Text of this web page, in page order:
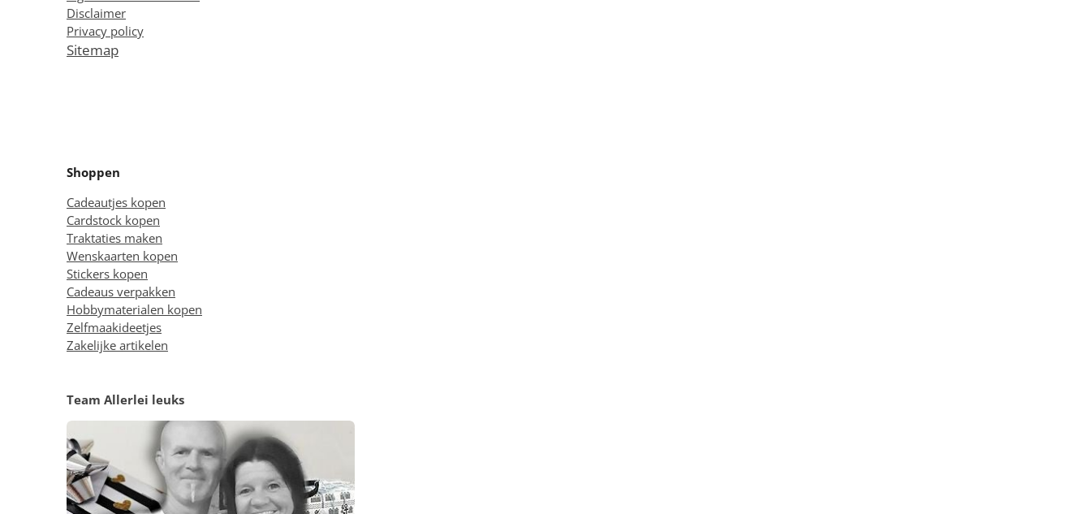
Disclaimer
Privacy policy
Sitemap
Shoppen
Cadeautjes kopen
Cardstock kopen
Traktaties maken
Wenskaarten kopen
Stickers kopen
Cadeaus verpakken
Hobbymaterialen kopen
Zelfmaakideetjes
Zakelijke artikelen
Team Allerlei leuks